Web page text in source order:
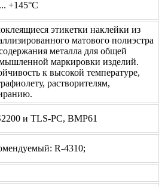
+145°С
этикетки наклейки из
матового полиэстра
металла для общей
маркировки изделий.
к высокой температуре,
растворителям,
и TLS-PC, BMP61
R-4310;